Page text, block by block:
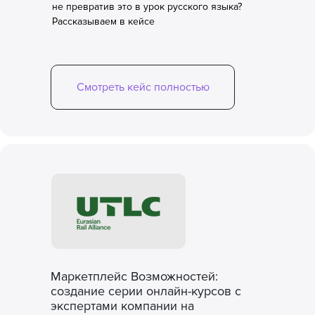
не превратив это в урок русского языка?
Рассказываем в кейсе
Смотреть кейс полностью
Маркетплейс Возможностей:
создание серии онлайн-курсов с
экспертами компании на